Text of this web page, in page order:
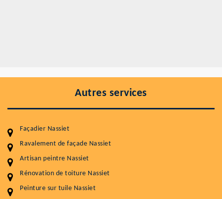
Autres services
Façadier Nassiet
Ravalement de façade Nassiet
Artisan peintre Nassiet
Rénovation de toiture Nassiet
Peinture sur tuile Nassiet
Entretenir votre toiture, c'est préserver sa
durabilité
Plus de 15 ans d'expérience en couverture et facade